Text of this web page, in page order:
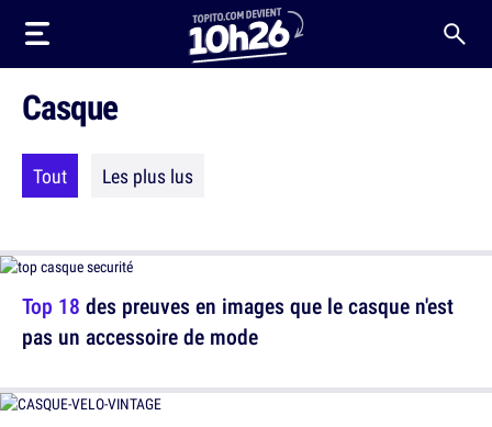
Casque
Tout Les plus lus
Top 18 des preuves en images que le casque n'est
pas un accessoire de mode